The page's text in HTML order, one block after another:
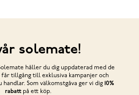
solemate!
håller du dig uppdaterad med de
får tillgång till exklusiva kampanjer och
handlar. Som välkomstgåva ger vi dig 10%
rabattpå ett köp.